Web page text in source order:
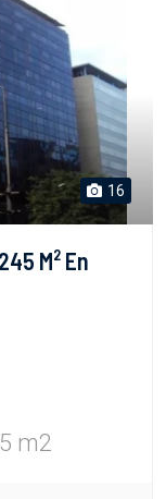
16
M² En
m2